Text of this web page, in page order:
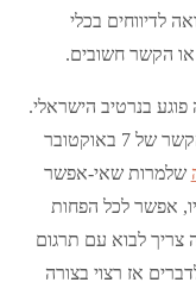
לדיווחים בכלי
הקשר חשובים.
בנרטיב הישראלי.
כן, כשעושים את זה הדבר חייב לבוא עם ההקשר של 7 באוקטובר
שלמרות שאי-אפשר
אפשר לכל הפחות
צריך לבוא עם תרגום
אז רצוי בצורה